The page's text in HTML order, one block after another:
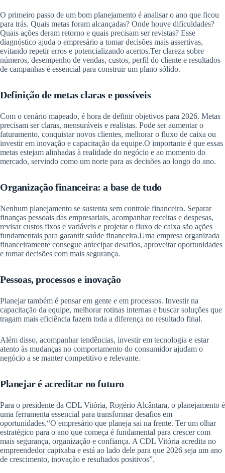
O primeiro passo de um bom planejamento é analisar o ano que ficou
para trás. Quais metas foram alcançadas? Onde houve dificuldades?
Quais ações deram retorno e quais precisam ser revistas? Esse
diagnóstico ajuda o empresário a tomar decisões mais assertivas,
evitando repetir erros e potencializando acertos.Ter clareza sobre
números, desempenho de vendas, custos, perfil do cliente e resultados
de campanhas é essencial para construir um plano sólido.
Definição de metas claras e possíveis
Com o cenário mapeado, é hora de definir objetivos para 2026. Metas
precisam ser claras, mensuráveis e realistas. Pode ser aumentar o
faturamento, conquistar novos clientes, melhorar o fluxo de caixa ou
investir em inovação e capacitação da equipe.O importante é que essas
metas estejam alinhadas à realidade do negócio e ao momento do
mercado, servindo como um norte para as decisões ao longo do ano.
Organização financeira: a base de tudo
Nenhum planejamento se sustenta sem controle financeiro. Separar
finanças pessoais das empresariais, acompanhar receitas e despesas,
revisar custos fixos e variáveis e projetar o fluxo de caixa são ações
fundamentais para garantir saúde financeira.Uma empresa organizada
financeiramente consegue antecipar desafios, aproveitar oportunidades
e tomar decisões com mais segurança.
Pessoas, processos e inovação
Planejar também é pensar em gente e em processos. Investir na
capacitação da equipe, melhorar rotinas internas e buscar soluções que
tragam mais eficiência fazem toda a diferença no resultado final.
Além disso, acompanhar tendências, investir em tecnologia e estar
atento às mudanças no comportamento do consumidor ajudam o
negócio a se manter competitivo e relevante.
Planejar é acreditar no futuro
Para o presidente da CDL Vitória, Rogério Alcântara, o planejamento é
uma ferramenta essencial para transformar desafios em
oportunidades.“O empresário que planeja sai na frente. Ter um olhar
estratégico para o ano que começa é fundamental para crescer com
mais segurança, organização e confiança. A CDL Vitória acredita no
empreendedor capixaba e está ao lado dele para que 2026 seja um ano
de crescimento, inovação e resultados positivos”.